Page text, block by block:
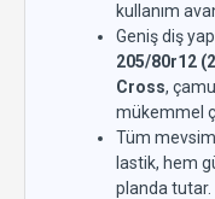
kullanım
Geniş diş
205/80r12
Cross,
mükemmel
Tüm
lastik, hem
planda tutar.